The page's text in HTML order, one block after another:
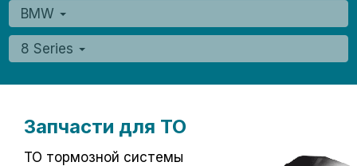
BMW
8 Series
Запчасти для ТО
ТО тормозной системы